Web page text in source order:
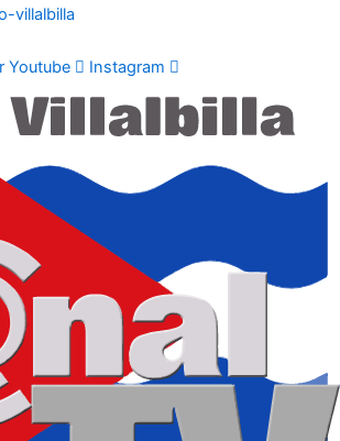
Youtube Instagram